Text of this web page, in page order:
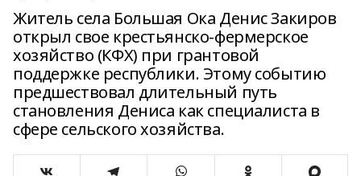
Житель села Большая Ока Денис Закиров
открыл свое крестьянско-фермерское
хозяйство (КФХ) при грантовой
поддержке республики. Этому событию
предшествовал длительный путь
становления Дениса как специалиста в
сфере сельского хозяйства.